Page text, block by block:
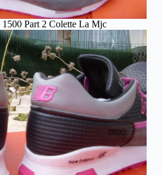
Part 2 Colette La Mjc